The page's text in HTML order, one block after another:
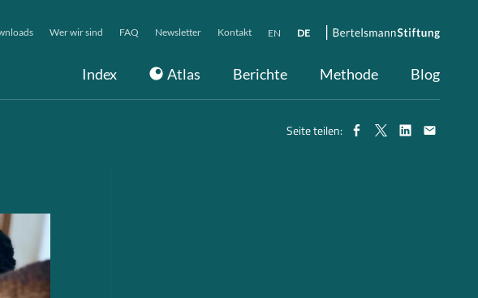
Index Atlas Berichte Methode Blog
Wer wir sind FAQ Newsletter Kontakt EN DE
Seite teilen: